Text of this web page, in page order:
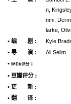
n,
nmi,
larke,
• 编 剧 :
Kyle
• 导 演 :
Ali Selim
•
IMDb评分 :
• 豆瓣评分 :
• 更 新 :
• 翻 译 :